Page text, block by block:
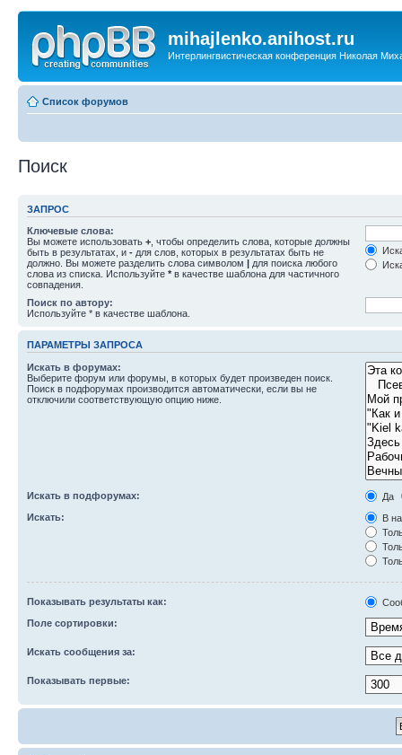
mihajlenko.anihost.ru
Интерлингвистическая конференция Николая
Список форумов
Поиск
ЗАПРОС
Ключевые слова:
Вы можете использовать + , чтобы определить слова, которые должны
быть в результатах, и - для слов, которых в результатах быть не
должно. Вы можете разделить слова символом | для поиска любого
слова из списка. Используйте * в качестве шаблона для частичного
совпадения.
Поиск по автору:
Используйте * в качестве шаблона.
ПАРАМЕТРЫ ЗАПРОСА
Искать в форумах:
Выберите форум или форумы, в которых будет произведен поиск.
Поиск в подфорумах производится автоматически, если вы не
отключили соответствующую опцию ниже.
Искать в подфорумах:
Да
Искать:
В
Показывать результаты как:
Поле сортировки:
Искать сообщения за:
Показывать первые: